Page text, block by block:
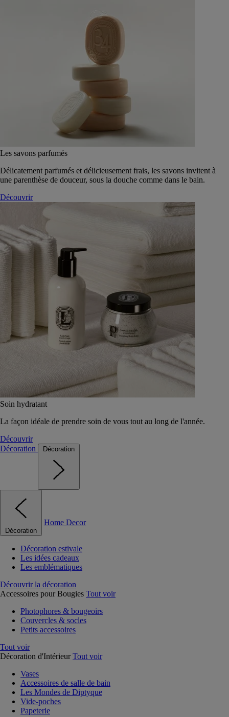
Les savons parfumés
Délicatement parfumés et délicieusement frais, les savons invitent à
une parenthèse de douceur, sous la douche comme dans le bain.
Découvrir
Soin hydratant
La façon idéale de prendre soin de vous tout au long de l'année.
Découvrir
Décoration
Décoration
Décoration
Home Decor
Décoration estivale
Les idées cadeaux
Les emblématiques
Découvrir la décoration
Accessoires pour Bougies Tout voir
Photophores & bougeoirs
Couvercles & socles
Petits accessoires
Tout voir
Décoration d'Intérieur Tout voir
Vases
Accessoires de salle de bain
Les Mondes de Diptyque
Vide-poches
Papeterie